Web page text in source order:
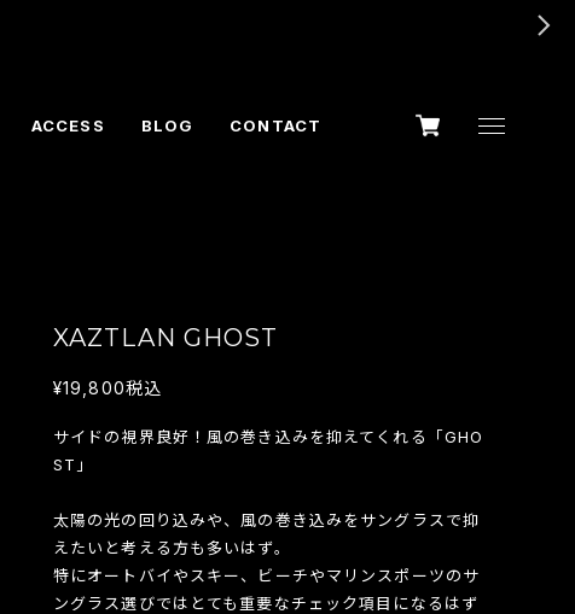
ACCESS BLOG CONTACT
XAZTLAN GHOST
¥19,800税込
サイドの視界良好！風の巻き込みを抑えてくれる「GHO
ST」
太陽の光の回り込みや、風の巻き込みをサングラスで抑
えたいと考える方も多いはず。
特にオートバイやスキー、ビーチやマリンスポーツのサ
ングラス選びではとても重要なチェック項目になるはず